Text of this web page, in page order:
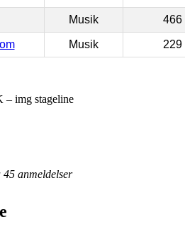
Musik 466
Musik 229
img stageline
45 anmeldelser